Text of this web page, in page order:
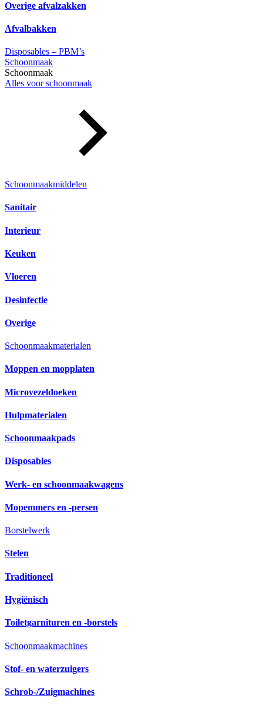
Overige afvalzakken
Afvalbakken
Disposables – PBM’s
Schoonmaak
Schoonmaak
Alles voor schoonmaak
Schoonmaakmiddelen
Sanitair
Interieur
Keuken
Vloeren
Desinfectie
Overige
Schoonmaakmaterialen
Moppen en mopplaten
Microvezeldoeken
Hulpmaterialen
Schoonmaakpads
Disposables
Werk- en schoonmaakwagens
Mopemmers en -persen
Borstelwerk
Stelen
Traditioneel
Hygiënisch
Toiletgarnituren en -borstels
Schoonmaakmachines
Stof- en waterzuigers
Schrob-/Zuigmachines